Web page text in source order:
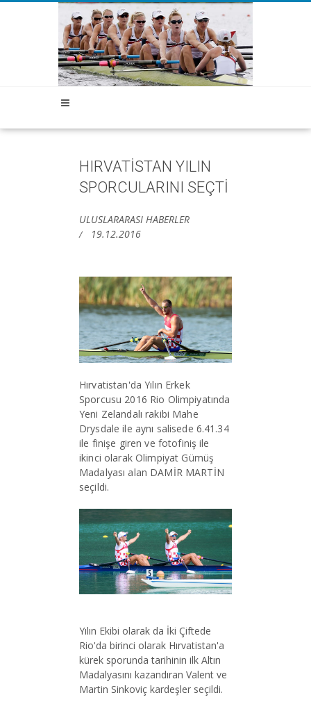
HIRVATİSTAN YILIN
SPORCULARINI SEÇTİ
ULUSLARARASI HABERLER
19.12.2016
Hırvatistan'da Yılın Erkek
Sporcusu 2016 Rio Olimpiyatında
Yeni Zelandalı rakibi Mahe
Drysdale ile aynı salisede 6.41.34
ile finişe giren ve fotofiniş ile
ikinci olarak Olimpiyat Gümüş
Madalyası alan DAMİR MARTİN
seçildi.
Yılın Ekibi olarak da İki Çiftede
Rio'da birinci olarak Hırvatistan'a
kürek sporunda tarihinin ilk Altın
Madalyasını kazandıran Valent ve
Martin Sinkoviç kardeşler seçildi.